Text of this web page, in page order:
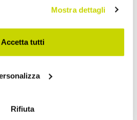
proprio consenso in qualsiasi
sui cookie o facendo clic
della privacy.
sulla tua posizione
dispositivo, scansionandolo
Mostra dettagli
Accetta tutti
Rifiuta
tempo limitado.
perca!